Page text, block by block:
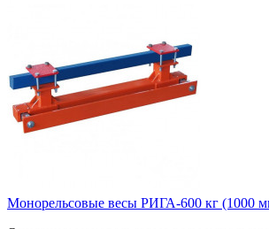
Монорельсовые весы РИГА-600 кг (1000